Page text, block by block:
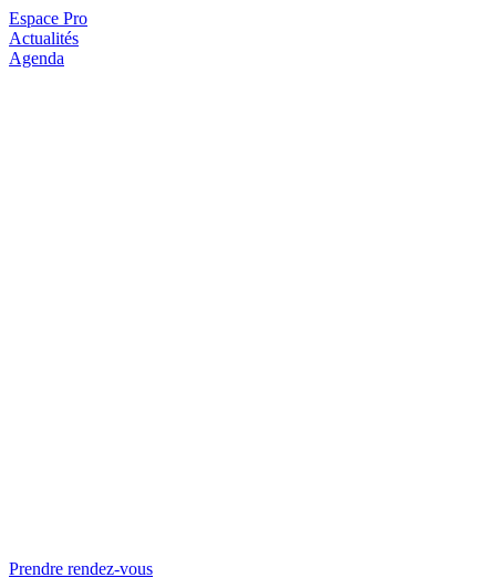
Espace Pro
Actualités
Agenda
Prendre rendez-vous